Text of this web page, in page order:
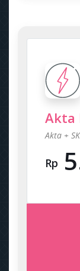
Akta
Akta +
Rp